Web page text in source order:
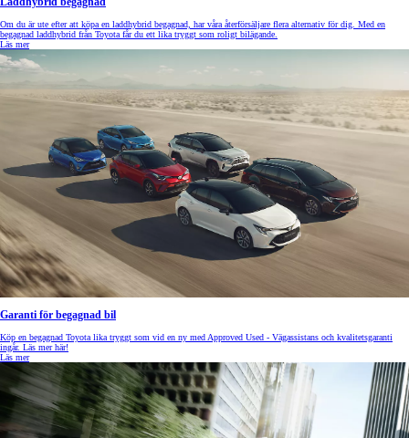
Om du är ute efter att köpa en laddhybrid begagnad, har våra återförsäljare flera alternativ för dig. Med en
begagnad laddhybrid från Toyota får du ett lika tryggt som roligt bilägande.
Läs mer
Garanti för begagnad bil
Köp en begagnad Toyota lika tryggt som vid en ny med Approved Used - Vägassistans och kvalitetsgaranti
ingår. Läs mer här!
Läs mer